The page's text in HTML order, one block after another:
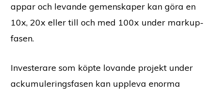
appar och levande gemenskaper kan göra en
10x, 20x eller till och med 100x under markup-
fasen.
Investerare som köpte lovande projekt under
ackumuleringsfasen kan uppleva enorma
Copyright © 2026 Brilliant British Ltd som handlar under namnet Coin
Innehållet är avsett för informationsändamål och är inte investeringsråd.
Tidigare resultat är inte vägledande för framtida resultat. Att investera i
kryptovalutor är förenat med risker.